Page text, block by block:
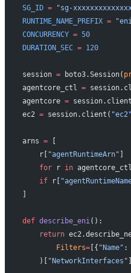
SG_ID = "sg-
RUNTIME_NAME_PREFIX =
CONCURRENCY = 50
DURATION_SEC = 120
session = boto3.Session(
agentcore_ctl =
agentcore =
ec2 = session.client( "ec2"
arns = [
    r[
"agentRuntimeArn"
    for
r in
    if
r[
def describe_eni():
    return
        Filters
=[{ "Name" :
    )[
"NetworkInterfaces"